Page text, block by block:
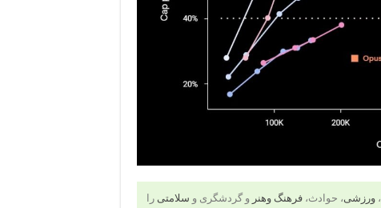
،ورزشی، حوادث،فرهنگ وهنر و گردشگری و سلامتی را